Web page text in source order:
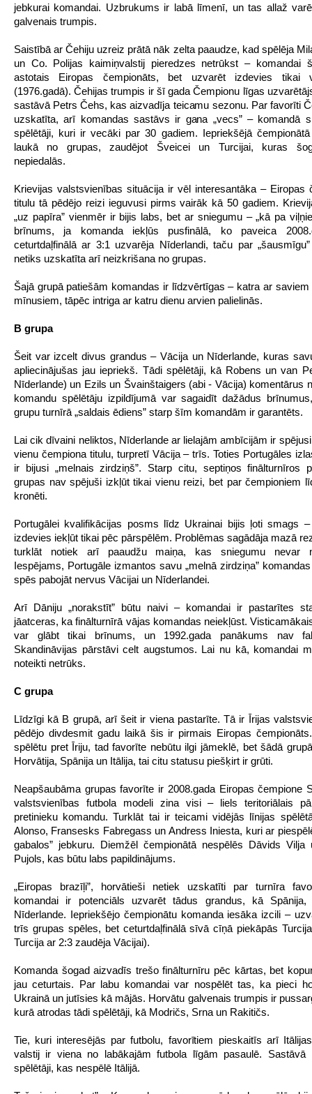
jebkurai komandai. Uzbrukums ir labā līmenī, un tas allaž
galvenais trumpis.
Saistībā ar Čehiju uzreiz prātā nāk zelta paaudze, kad spēlēja
un Co. Polijas kaimiņvalstij pieredzes netrūkst – komandai
astotais Eiropas čempionāts, bet uzvarēt izdevies tikai
(1976.gadā). Čehijas trumpis ir šī gada Čempionu līgas
sastāvā Petrs Čehs, kas aizvadīja teicamu sezonu. Par favorīti
uzskatīta, arī komandas sastāvs ir gana „vecs” – komandā
spēlētāji, kuri ir vecāki par 30 gadiem. Iepriekšējā
laukā no grupas, zaudējot Šveicei un Turcijai, kuras
nepiedalās.
Krievijas valstsvienības situācija ir vēl interesantāka – Eiropas
titulu tā pēdējo reizi ieguvusi pirms vairāk kā 50 gadiem.
„uz papīra” vienmēr ir bijis labs, bet ar sniegumu – „kā pa
brīnums, ja komanda iekļūs pusfinālā, ko paveica
ceturtdaļfinālā ar 3:1 uzvarēja Nīderlandi, taču par
netiks uzskatīta arī neizkrišana no grupas.
Šajā grupā patiešām komandas ir līdzvērtīgas – katra ar saviem
mīnusiem, tāpēc intriga ar katru dienu arvien palielinās.
B grupa
Šeit var izcelt divus grandus – Vācija un Nīderlande, kuras
apliecinājušas jau iepriekš. Tādi spēlētāji, kā Robens un van
Nīderlande) un Ezils un Švainštaigers (abi - Vācija) komentārus
komandu spēlētāju izpildījumā var sagaidīt dažādus
grupu turnīrā „saldais ēdiens” starp šīm komandām ir garantēts.
Lai cik dīvaini neliktos, Nīderlande ar lielajām ambīcijām ir
vienu čempiona titulu, turpretī Vācija – trīs. Toties Portugāles
ir bijusi „melnais zirdziņš”. Starp citu, septiņos finālturnīros
grupas nav spējuši izkļūt tikai vienu reizi, bet par čempioniem
kronēti.
Portugālei kvalifikācijas posms līdz Ukrainai bijis ļoti smags –
izdevies iekļūt tikai pēc pārspēlēm. Problēmas sagādāja mazā
turklāt notiek arī paaudžu maiņa, kas sniegumu nevar
Iespējams, Portugāle izmantos savu „melnā zirdziņa”
spēs pabojāt nervus Vācijai un Nīderlandei.
Arī Dāniju „norakstīt” būtu naivi – komandai ir pastarītes
jāatceras, ka finālturnīrā vājas komandas neiekļūst.
var glābt tikai brīnums, un 1992.gada panākums nav
Skandināvijas pārstāvi celt augstumos. Lai nu kā, komandai
noteikti netrūks.
C grupa
Līdzīgi kā B grupā, arī šeit ir viena pastarīte. Tā ir Īrijas
pēdējo divdesmit gadu laikā šis ir pirmais Eiropas
spēlētu pret Īriju, tad favorīte nebūtu ilgi jāmeklē, bet šādā
Horvātija, Spānija un Itālija, tai citu statusu piešķirt ir grūti.
Neapšaubāma grupas favorīte ir 2008.gada Eiropas čempione
valstsvienības futbola modeli zina visi – liels teritoriālais
pretinieku komandu. Turklāt tai ir teicami vidējās līnijas
Alonso, Fransesks Fabregass un Andress Iniesta, kuri ar
gabalos” jebkuru. Diemžēl čempionātā nespēlēs Dāvids Vilja
Pujols, kas būtu labs papildinājums.
„Eiropas brazīļi”, horvātieši netiek uzskatīti par turnīra
komandai ir potenciāls uzvarēt tādus grandus, kā
Nīderlande. Iepriekšējo čempionātu komanda iesāka izcili –
trīs grupas spēles, bet ceturtdaļfinālā sīvā cīņā piekāpās
Turcija ar 2:3 zaudēja Vācijai).
Komanda šogad aizvadīs trešo finālturnīru pēc kārtas, bet
jau ceturtais. Par labu komandai var nospēlēt tas, ka pieci
Ukrainā un jutīsies kā mājās. Horvātu galvenais trumpis ir
kurā atrodas tādi spēlētāji, kā Modričs, Srna un Rakitičs.
Tie, kuri interesējās par futbolu, favorītiem pieskaitīs arī
valstij ir viena no labākajām futbola līgām pasaulē.
spēlētāji, kas nespēlē Itālijā.